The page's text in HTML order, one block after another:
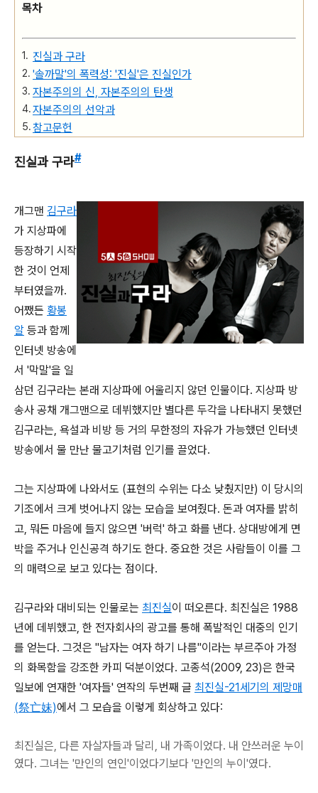
목차
진실과 구라
'솔까말'의 폭력성: '진실'은 진실인가
자본주의의 신, 자본주의의 탄생
자본주의의 선악과
참고문헌
진실과 구라#
개그맨 김구라
가 지상파에
등장하기 시작
한 것이 언제
부터였을까.
어쨌든 황봉
알 등과 함께
인터넷 방송에
서 '막말'을 일
삼던 김구라는 본래 지상파에 어울리지 않던 인물이다. 지상파 방
송사 공채 개그맨으로 데뷔했지만 별다른 두각을 나타내지 못했던
김구라는, 욕설과 비방 등 거의 무한정의 자유가 가능했던 인터넷
방송에서 물 만난 물고기처럼 인기를 끌었다.
그는 지상파에 나와서도 (표현의 수위는 다소 낮췄지만) 이 당시의
기조에서 크게 벗어나지 않는 모습을 보여줬다. 돈과 여자를 밝히
고, 뭐든 마음에 들지 않으면 '버럭' 하고 화를 낸다. 상대방에게 면
박을 주거나 인신공격 하기도 한다. 중요한 것은 사람들이 이를 그
의 매력으로 보고 있다는 점이다.
김구라와 대비되는 인물로는 최진실이 떠오른다. 최진실은 1988
년에 데뷔했고, 한 전자회사의 광고를 통해 폭발적인 대중의 인기
를 얻는다. 그것은 "남자는 여자 하기 나름"이라는 부르주아 가정
의 화목함을 강조한 카피 덕분이었다. 고종석(2009, 23)은 한국
일보에 연재한 '여자들' 연작의 두번째 글 최진실-21세기의 제망매
(祭亡妹)에서 그 모습을 이렇게 회상하고 있다:
최진실은, 다른 자살자들과 달리, 내 가족이었다. 내 안쓰러운 누이
였다. 그녀는 '만인의 연인'이었다기보다 '만인의 누이'였다.